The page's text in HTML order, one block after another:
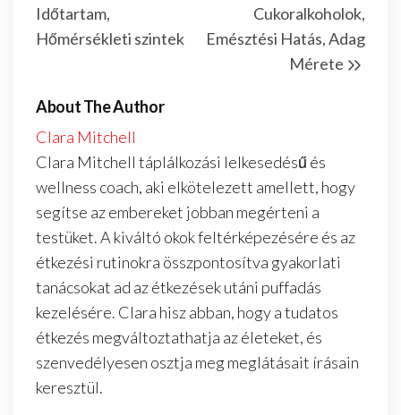
Időtartam,
Hőmérsékleti szintek
Cukoralkoholok,
Emésztési Hatás, Adag
Mérete
About The Author
Clara Mitchell
Clara Mitchell táplálkozási lelkesedésű és
wellness coach, aki elkötelezett amellett, hogy
segítse az embereket jobban megérteni a
testüket. A kiváltó okok feltérképezésére és az
étkezési rutinokra összpontosítva gyakorlati
tanácsokat ad az étkezések utáni puffadás
kezelésére. Clara hisz abban, hogy a tudatos
étkezés megváltoztathatja az életeket, és
szenvedélyesen osztja meg meglátásait írásain
keresztül.